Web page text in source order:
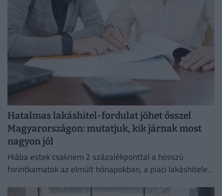
Hatalmas lakáshitel-fordulat jöhet ősszel
Magyarországon: mutatjuk, kik járnak most
nagyon jól
Hiába estek csaknem 2 százalékponttal a hosszú
forintkamatok az elmúlt hónapokban, a piaci lakáshitelek